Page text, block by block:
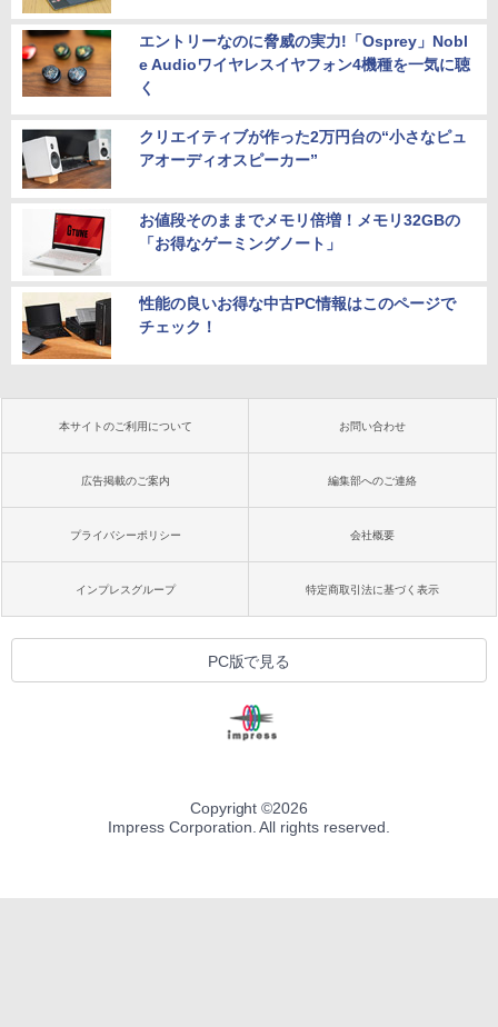
エントリーなのに脅威の実力!「Osprey」Nobl
e Audioワイヤレスイヤフォン4機種を一気に聴
く
クリエイティブが作った2万円台の“小さなピュ
アオーディオスピーカー”
お値段そのままでメモリ倍増！メモリ32GBの
「お得なゲーミングノート」
性能の良いお得な中古PC情報はこのページで
チェック！
本サイトのご利用について お問い合わせ
広告掲載のご案内 編集部へのご連絡
プライバシーポリシー 会社概要
インプレスグループ 特定商取引法に基づく表示
PC版で見る
Copyright ©2026
Impress Corporation. All rights reserved.